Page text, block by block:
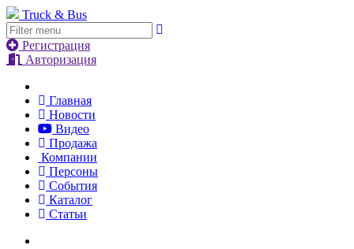
Truck & Bus
Регистрация
Авторизация
Главная
Новости
Видео
Продажа
Компании
Персоны
События
Каталог
Статьи